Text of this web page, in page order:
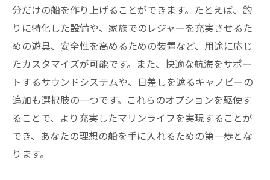
分だけの船を作り上げることができます。たとえば、釣
りに特化した設備や、家族でのレジャーを充実させるた
めの遊具、安全性を高めるための装置など、用途に応じ
たカスタマイズが可能です。また、快適な航海をサポー
トするサウンドシステムや、日差しを遮るキャノピーの
追加も選択肢の一つです。これらのオプションを駆使す
ることで、より充実したマリンライフを実現することが
でき、あなたの理想の船を手に入れるための第一歩とな
ります。